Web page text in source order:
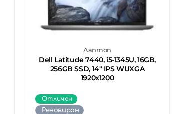
Лаптоп
Dell Latitude 7440, i5-1345U, 16GB,
256GB SSD, 14" IPS WUXGA
1920x1200
Отличен
Реновиран